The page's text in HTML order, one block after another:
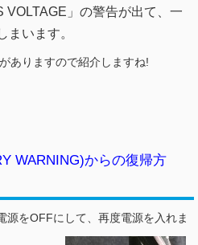
VOLTAGE」の警告が出て、一
まいます。
ありますので紹介しますね!
WARNING)からの復帰方
をOFFにして、再度電源を入れま